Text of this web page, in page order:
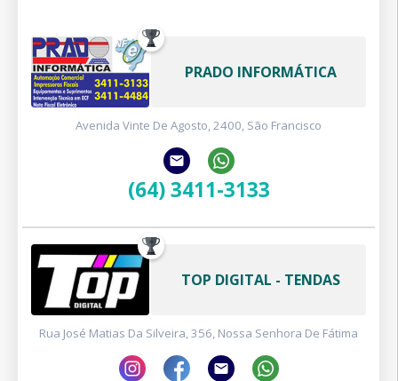
PRADO INFORMÁTICA
Avenida Vinte De Agosto, 2400, São Francisco
(64) 3411-3133
TOP DIGITAL - TENDAS
Rua José Matias Da Silveira, 356, Nossa Senhora De Fátima